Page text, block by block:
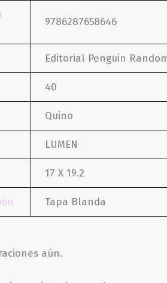
9786287658646
Editorial Penguin
40
Quino
LUMEN
17 X 19.2
Tapa Blanda
aún.